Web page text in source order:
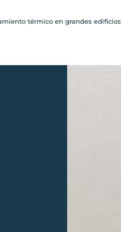
térmico en grandes edificios